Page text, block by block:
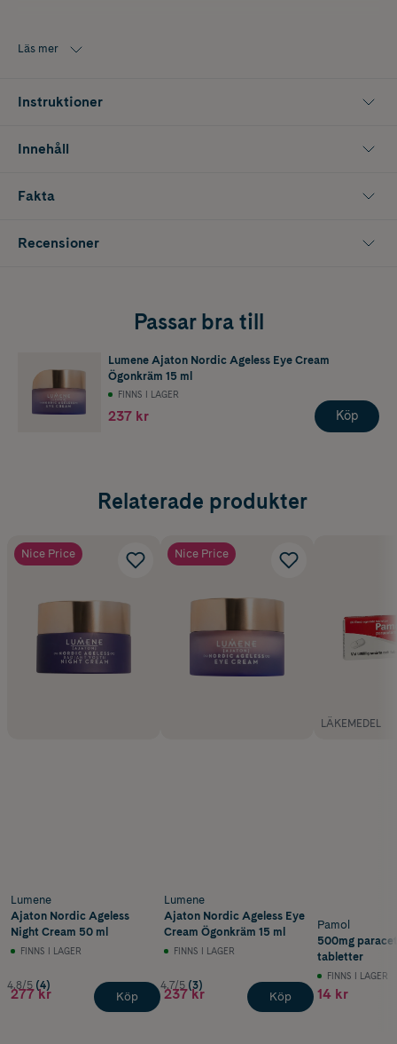
framträdande. Med SPF 30 som ger huden ett skydd mot solens UVA-
Läs mer
Instruktioner
Innehåll
Fakta
Recensioner
Passar bra till
Lumene Ajaton Nordic Ageless Eye Cream
Ögonkräm 15 ml
FINNS I LAGER
237 kr Köp
Relaterade produkter
Nice Price
Lumene
Ajaton Nordic Ageless
Night Cream 50 ml
FINNS I LAGER
4.8/5 (4)
277 kr Köp
Nice Price
Lumene
Ajaton Nordic Ageless Eye
Cream Ögonkräm 15 ml
FINNS I LAGER
4.7/5 (3)
237 kr Köp
LÄKEMEDEL
Pamol
500mg
tabletter
FINNS I LAGER
14 kr